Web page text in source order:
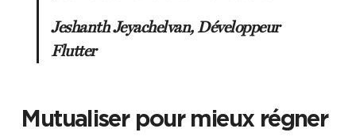
Jeshanth Jeyachelvan, Développeur
Flutter
Mutualiser pour mieux régner